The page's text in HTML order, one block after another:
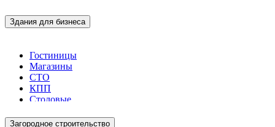
Здания для бизнеса
Гостиницы
Магазины
СТО
КПП
Столовые
Загородное строительство